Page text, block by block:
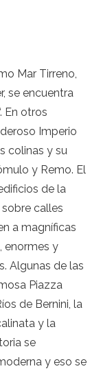
Mar Tirreno,
se encuentra
En otros
Imperio
colinas y su
y Remo. El
de la
calles
a magníficas
enormes y
Algunas de las
Piazza
de Bernini, la
y la
se
y eso se